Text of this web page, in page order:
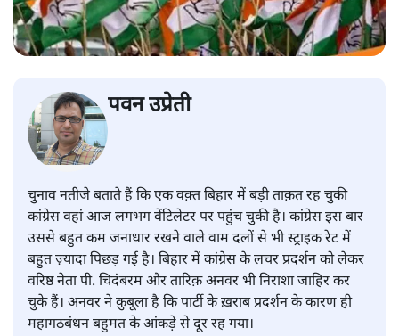
पवन उप्रेती
चुनाव नतीजे बताते हैं कि एक वक़्त बिहार में बड़ी ताक़त रह चुकी
कांग्रेस वहां आज लगभग वेंटिलेटर पर पहुंच चुकी है। कांग्रेस इस बार
उससे बहुत कम जनाधार रखने वाले वाम दलों से भी स्ट्राइक रेट में
बहुत ज़्यादा पिछड़ गई है। बिहार में कांग्रेस के लचर प्रदर्शन को लेकर
वरिष्ठ नेता पी. चिदंबरम और तारिक़ अनवर भी निराशा जाहिर कर
चुके हैं। अनवर ने क़ुबूला है कि पार्टी के ख़राब प्रदर्शन के कारण ही
महागठबंधन बहुमत के आंकड़े से दूर रह गया।